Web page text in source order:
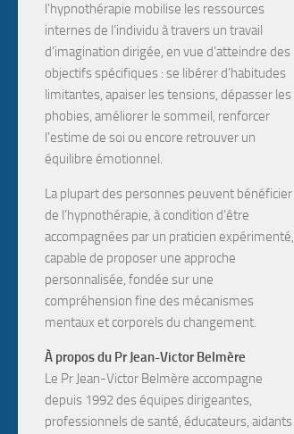
l’hypnothérapie mobilise les ressources
internes de l’individu à travers un travail
d’imagination dirigée, en vue d’atteindre des
objectifs spécifiques : se libérer d’habitudes
limitantes, apaiser les tensions, dépasser les
phobies, améliorer le sommeil, renforcer
l’estime de soi ou encore retrouver un
équilibre émotionnel.
La plupart des personnes peuvent bénéficier
de l’hypnothérapie, à condition d’être
accompagnées par un praticien expérimenté,
capable de proposer une approche
personnalisée, fondée sur une
compréhension fine des mécanismes
mentaux et corporels du changement.
À propos du Pr Jean-Victor Belmère
Le Pr Jean-Victor Belmère accompagne
depuis 1992 des équipes dirigeantes,
professionnels de santé, éducateurs, aidants